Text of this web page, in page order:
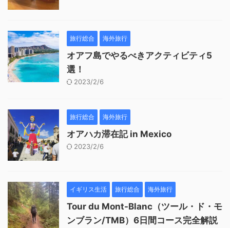
旅行総合 海外旅行
オアフ島でやるべきアクティビティ5
選！
2023/2/6
旅行総合 海外旅行
オアハカ滞在記 in Mexico
2023/2/6
イギリス生活 旅行総合 海外旅行
Tour du Mont-Blanc（ツール・ド・モ
ンブラン/TMB）6日間コース完全解説